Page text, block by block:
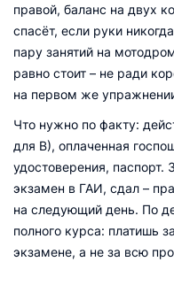
правой, баланс на двух
спасёт, если руки
пару занятий на
равно стоит – не ради
на первом же
Что нужно по факту:
для В), оплаченная
удостоверения, паспорт.
экзамен в ГАИ, сдал –
на следующий день. По
полного курса: платишь
экзамене, а не за всю